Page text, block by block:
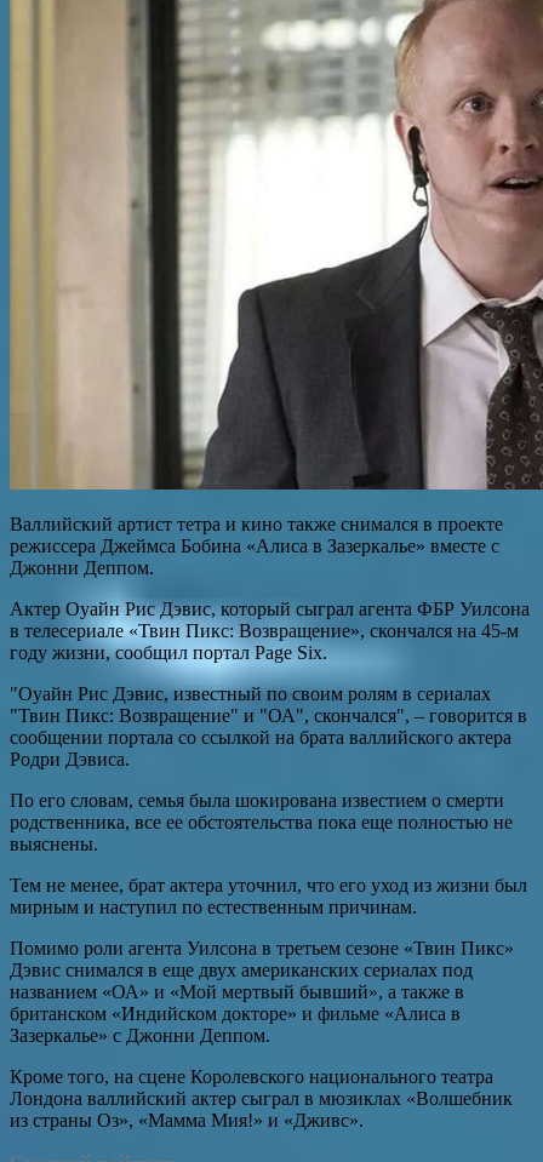
Валлийский артист тетра и кино также снимался в проекте
режиссера Джеймса Бобина «Алиса в Зазеркалье» вместе с
Джонни Деппом.
Актер Оуайн Рис Дэвис, который сыграл агента ФБР Уилсона
в телесериале «Твин Пикс: Возвращение», скончался на 45-м
году жизни, сообщил портал Page Six.
"Оуайн Рис Дэвис, известный по своим ролям в сериалах
"Твин Пикс: Возвращение" и "ОА", скончался", – говорится в
сообщении портала со ссылкой на брата валлийского актера
Родри Дэвиса.
По его словам, семья была шокирована известием о смерти
родственника, все ее обстоятельства пока еще полностью не
выяснены.
Тем не менее, брат актера уточнил, что его уход из жизни был
мирным и наступил по естественным причинам.
Помимо роли агента Уилсона в третьем сезоне «Твин Пикс»
Дэвис снимался в еще двух американских сериалах под
названием «ОА» и «Мой мертвый бывший», а также в
британском «Индийском докторе» и фильме «Алиса в
Зазеркалье» с Джонни Деппом.
Кроме того, на сцене Королевского национального театра
Лондона валлийский актер сыграл в мюзиклах «Волшебник
из страны Оз», «Мамма Мия!» и «Дживс».